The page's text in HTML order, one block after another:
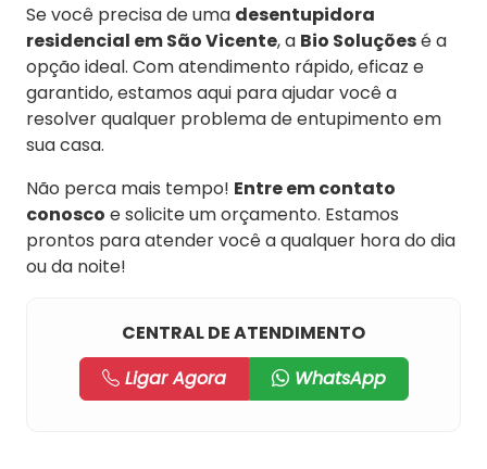
Se você precisa de uma desentupidora
residencial em São Vicente, a Bio Soluçõesé a
opção ideal. Com atendimento rápido, eficaz e
garantido, estamos aqui para ajudar você a
resolver qualquer problema de entupimento em
sua casa.
Não perca mais tempo! Entre em contato
conosco e solicite um orçamento. Estamos
prontos para atender você a qualquer hora do dia
ou da noite!
CENTRAL DE ATENDIMENTO
Ligar Agora
WhatsApp